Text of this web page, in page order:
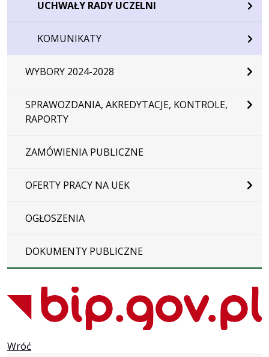
UCHWAŁY RADY UCZELNI
KOMUNIKATY
WYBORY 2024-2028
SPRAWOZDANIA, AKREDYTACJE, KONTROLE,
RAPORTY
ZAMÓWIENIA PUBLICZNE
OFERTY PRACY NA UEK
OGŁOSZENIA
DOKUMENTY PUBLICZNE
Wróć